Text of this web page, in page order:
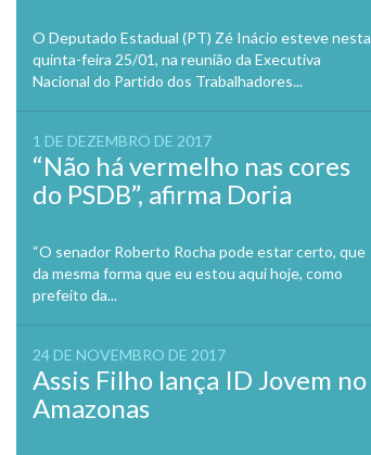
O Deputado Estadual (PT) Zé Inácio esteve nesta
quinta-feira 25/01, na reunião da Executiva
Nacional do Partido dos Trabalhadores...
1 DE DEZEMBRO DE 2017
“Não há vermelho nas cores
do PSDB”, afirma Doria
“O senador Roberto Rocha pode estar certo, que
da mesma forma que eu estou aqui hoje, como
prefeito da...
24 DE NOVEMBRO DE 2017
Assis Filho lança ID Jovem no
Amazonas